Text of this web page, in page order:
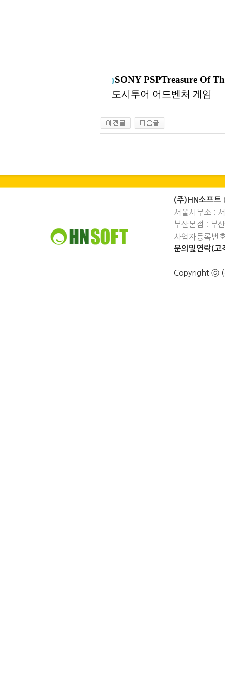
}SONY PSPTreasure Of
도시 투어 어드벤처 게임
(주)HN소프트
서울사무소 :
부산본점 : 부
사업자등록
문의및연락(
Copyright ⓒ (